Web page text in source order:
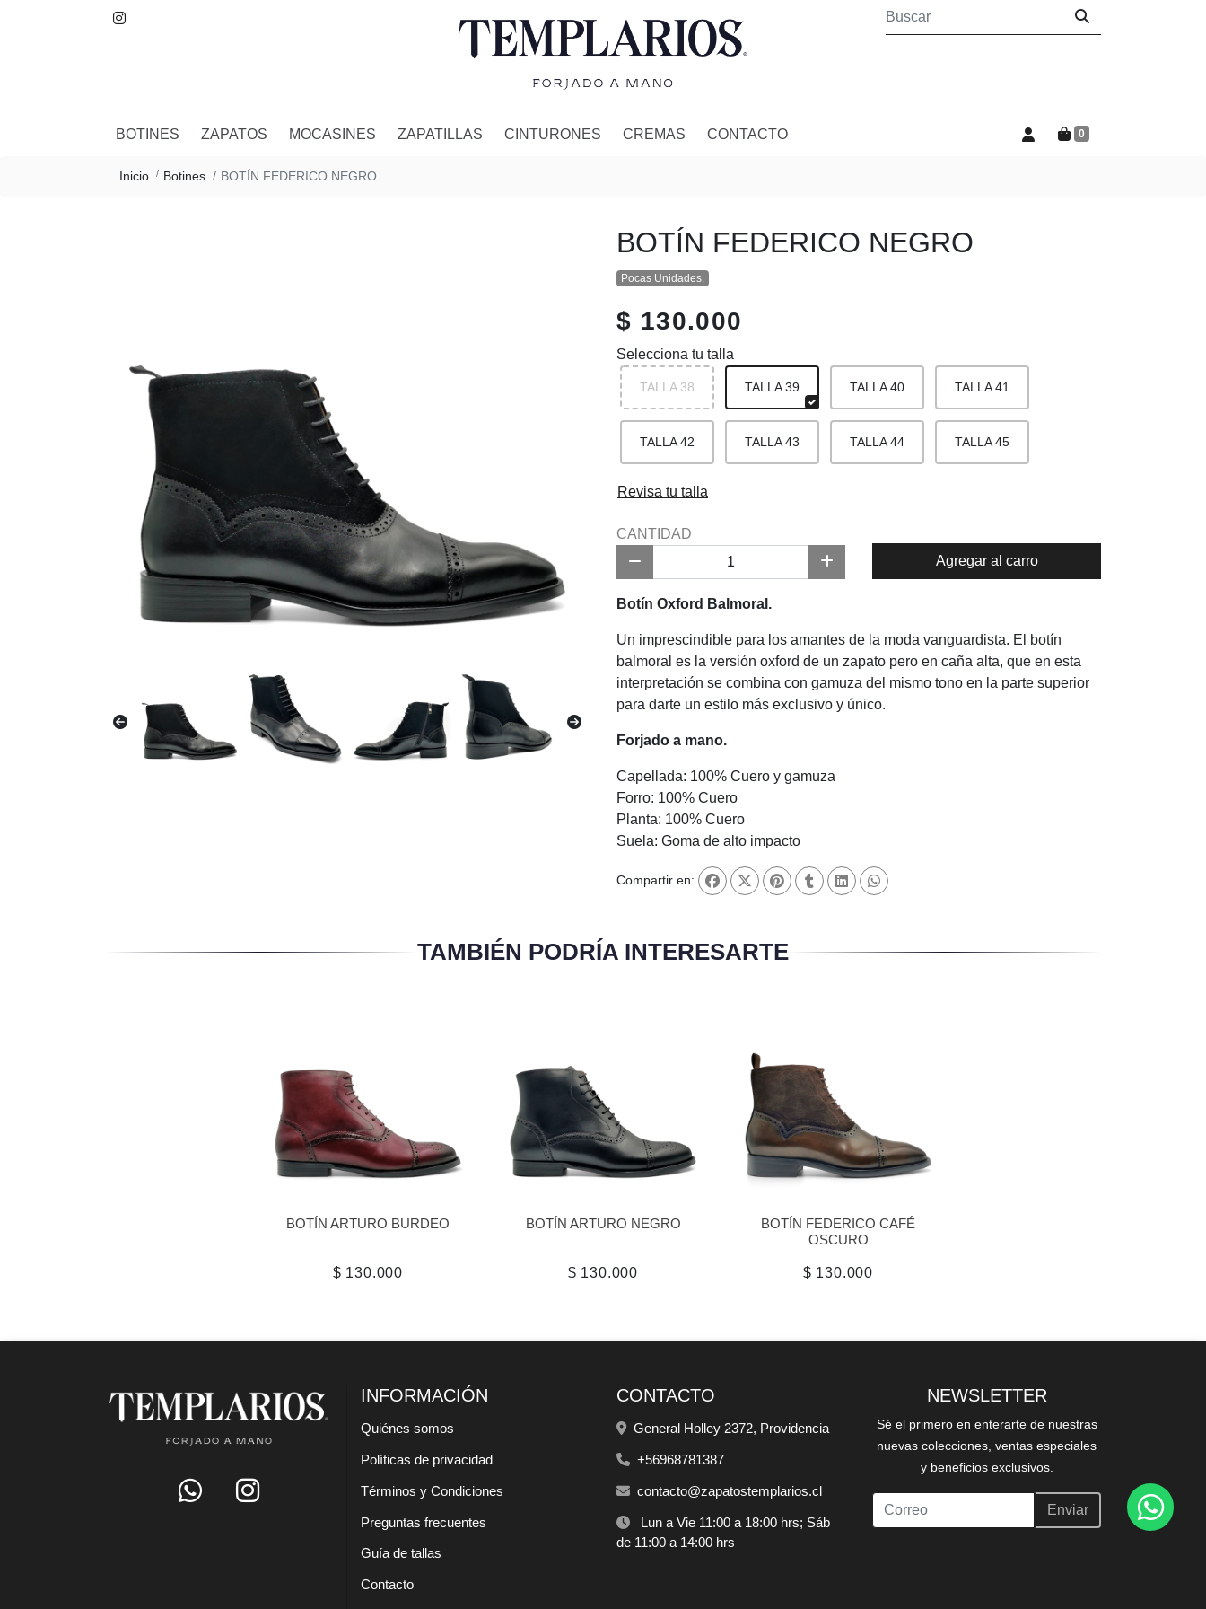
BOTINES ZAPATOS MOCASINES ZAPATILLAS CINTURONES CREMAS CONTACTO 0
Inicio Botines BOTÍN FEDERICO NEGRO
BOTÍN FEDERICO NEGRO
Pocas Unidades.
$ 130.000
Selecciona tu talla
TALLA 38 TALLA 39 TALLA 40 TALLA 41
TALLA 42 TALLA 43 TALLA 44 TALLA 45
Revisa tu talla
CANTIDAD
Agregar al carro
Botín Oxford Balmoral.
Un imprescindible para los amantes de la moda vanguardista. El botín
balmoral es la versión oxford de un zapato pero en caña alta, que en esta
interpretación se combina con gamuza del mismo tono en la parte superior
para darte un estilo más exclusivo y único.
Forjado a mano.
Capellada: 100% Cuero y gamuza
Forro: 100% Cuero
Planta: 100% Cuero
Suela: Goma de alto impacto
Compartir en:
TAMBIÉN PODRÍA INTERESARTE
BOTÍN ARTURO BURDEO
$ 130.000
BOTÍN ARTURO NEGRO
$ 130.000
BOTÍN FEDERICO CAFÉ
OSCURO
$ 130.000
INFORMACIÓN
Quiénes somos
Políticas de privacidad
Términos y Condiciones
Preguntas frecuentes
Guía de tallas
Contacto
CONTACTO
General Holley 2372, Providencia
+56968781387
contacto@zapatostemplarios.cl
Lun a Vie 11:00 a 18:00 hrs; Sáb
de 11:00 a 14:00 hrs
NEWSLETTER
Sé el primero en enterarte de nuestras
nuevas colecciones, ventas especiales
y beneficios exclusivos.
Enviar